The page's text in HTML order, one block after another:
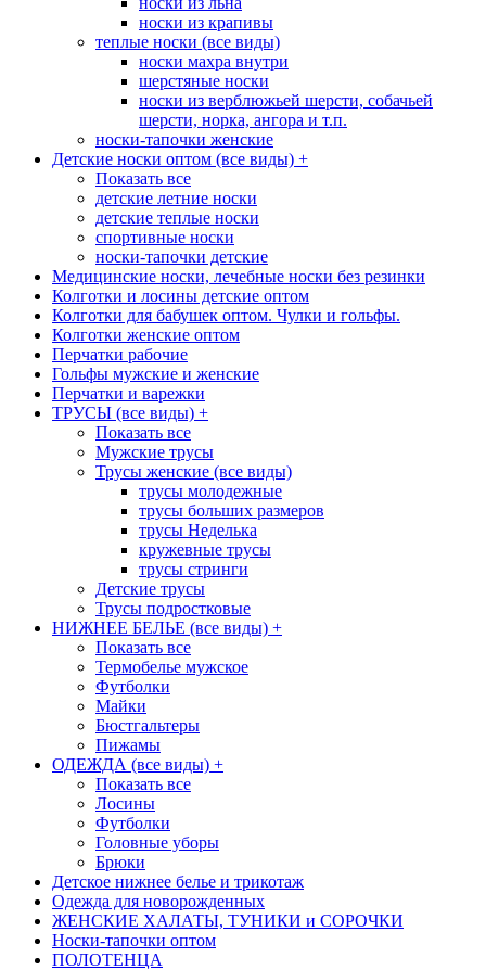
носки из крапивы
теплые носки (все виды)
носки махра внутри
шерстяные носки
носки из верблюжьей шерсти, собачьей
шерсти, норка, ангора и т.п.
носки-тапочки женские
Детские носки оптом (все виды) +
Показать все
детские летние носки
детские теплые носки
спортивные носки
носки-тапочки детские
Медицинские носки, лечебные носки без резинки
Колготки и лосины детские оптом
Колготки для бабушек оптом. Чулки и гольфы.
Колготки женские оптом
Перчатки рабочие
Гольфы мужские и женские
Перчатки и варежки
ТРУСЫ (все виды) +
Показать все
Мужские трусы
Трусы женские (все виды)
трусы молодежные
трусы больших размеров
трусы Неделька
кружевные трусы
трусы стринги
Детские трусы
Трусы подростковые
НИЖНЕЕ БЕЛЬЕ (все виды) +
Показать все
Термобелье мужское
Футболки
Майки
Бюстгальтеры
Пижамы
ОДЕЖДА (все виды) +
Показать все
Лосины
Футболки
Головные уборы
Брюки
Детское нижнее белье и трикотаж
Одежда для новорожденных
ЖЕНСКИЕ ХАЛАТЫ, ТУНИКИ и СОРОЧКИ
Носки-тапочки оптом
ПОЛОТЕНЦА